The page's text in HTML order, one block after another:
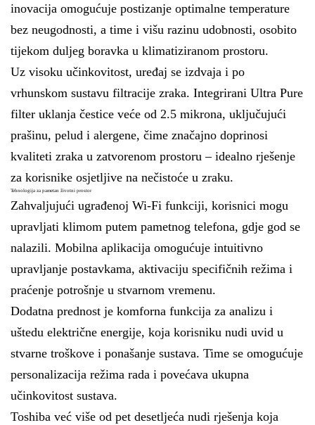
inovacija omogućuje postizanje optimalne temperature
bez neugodnosti, a time i višu razinu udobnosti, osobito
tijekom duljeg boravka u klimatiziranom prostoru.
Uz visoku učinkovitost, uređaj se izdvaja i po
vrhunskom sustavu filtracije zraka. Integrirani Ultra Pure
filter uklanja čestice veće od 2.5 mikrona, uključujući
prašinu, pelud i alergene, čime značajno doprinosi
kvaliteti zraka u zatvorenom prostoru – idealno rješenje
za korisnike osjetljive na nečistoće u zraku.
Tehnologija za pametan životni prostor
Zahvaljujući ugrađenoj Wi-Fi funkciji, korisnici mogu
upravljati klimom putem pametnog telefona, gdje god se
nalazili. Mobilna aplikacija omogućuje intuitivno
upravljanje postavkama, aktivaciju specifičnih režima i
praćenje potrošnje u stvarnom vremenu.
Dodatna prednost je komforna funkcija za analizu i
uštedu električne energije, koja korisniku nudi uvid u
stvarne troškove i ponašanje sustava. Time se omogućuje
personalizacija režima rada i povećava ukupna
učinkovitost sustava.
Toshiba već više od pet desetljeća nudi rješenja koja